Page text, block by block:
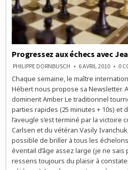
Progressez aux échecs avec
PHILIPPE DORNBUSCH 6 AVRIL 2010 0
Chaque semaine, le maître
Hébert nous propose sa Newsletter.
dominent Amber Le traditionnel
parties rapides (25 minutes + 10s) et
l’aveugle s’est terminé par la
Carlsen et du vétéran Vasily
possible de briller à tous les
éventail d’âge assez large (je ne
ressens toujours du plaisir à